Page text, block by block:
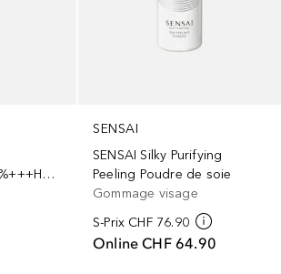
Lactique+Acide+5%+++HA+2%
SENSAI
SENSAI Silky Purifying
Peeling Poudre de soie
Gommage visage
S-Prix CHF 76.90
Online CHF 64.90